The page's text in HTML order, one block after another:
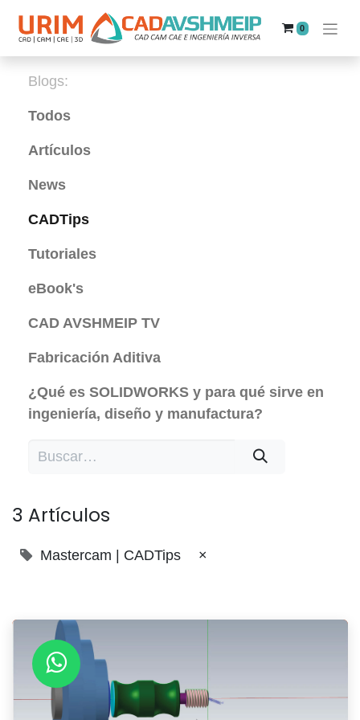
0
Blogs:
Todos
Artículos
News
CADTips
Tutoriales
eBook's
CAD AVSHMEIP TV
Fabricación Aditiva
¿Qué es SOLIDWORKS y para qué sirve en
ingeniería, diseño y manufactura?
3 Artículos
Mastercam | CADTips ×